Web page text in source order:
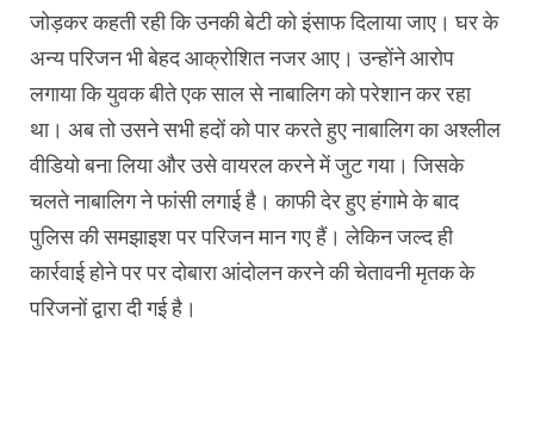
जोड़कर कहती रही कि उनकी बेटी को इंसाफ दिलाया जाए। घर के
अन्य परिजन भी बेहद आक्रोशित नजर आए। उन्होंने आरोप
लगाया कि युवक बीते एक साल से नाबालिग को परेशान कर रहा
था। अब तो उसने सभी हदों को पार करते हुए नाबालिग का अश्लील
वीडियो बना लिया और उसे वायरल करने में जुट गया। जिसके
चलते नाबालिग ने फांसी लगाई है। काफी देर हुए हंगामे के बाद
पुलिस की समझाइश पर परिजन मान गए हैं। लेकिन जल्द ही
कार्रवाई होने पर पर दोबारा आंदोलन करने की चेतावनी मृतक के
परिजनों द्वारा दी गई है।